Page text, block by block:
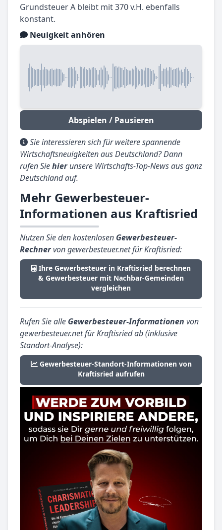
Grundsteuer A bleibt mit 370 v.H. ebenfalls
konstant.
Neuigkeit anhören
Abspielen / Pausieren
Sie interessieren sich für weitere spannende
Wirtschaftsneuigkeiten aus Deutschland? Dann
rufen Siehierunsere Wirtschafts-Top-News aus ganz
Deutschland auf.
Mehr Gewerbesteuer-
Informationen aus Kraftisried
Nutzen Sie den kostenlosen Gewerbesteuer-
Rechnervon gewerbesteuer.net für Kraftisried:
Ihre Gewerbesteuer in Kraftisried berechnen
& Gewerbesteuer mit Nachbar-Gemeinden
vergleichen
Rufen Sie alle Gewerbesteuer-Informationen von
gewerbesteuer.net für Kraftisried ab (inklusive
Standort-Analyse):
Gewerbesteuer-Standort-Informationen von
Kraftisried aufrufen